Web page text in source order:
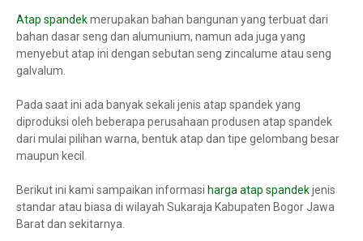
Atap spandekmerupakan bahan bangunan yang terbuat dari
bahan dasar seng dan alumunium, namun ada juga yang
menyebut atap ini dengan sebutan seng zincalume atau seng
galvalum.
Pada saat ini ada banyak sekali jenis atap spandek yang
diproduksi oleh beberapa perusahaan produsen atap spandek
dari mulai pilihan warna, bentuk atap dan tipe gelombang besar
maupun kecil.
Berikut ini kami sampaikan informasi harga atap spandekjenis
standar atau biasa di wilayah Sukaraja Kabupaten Bogor Jawa
Barat dan sekitarnya.